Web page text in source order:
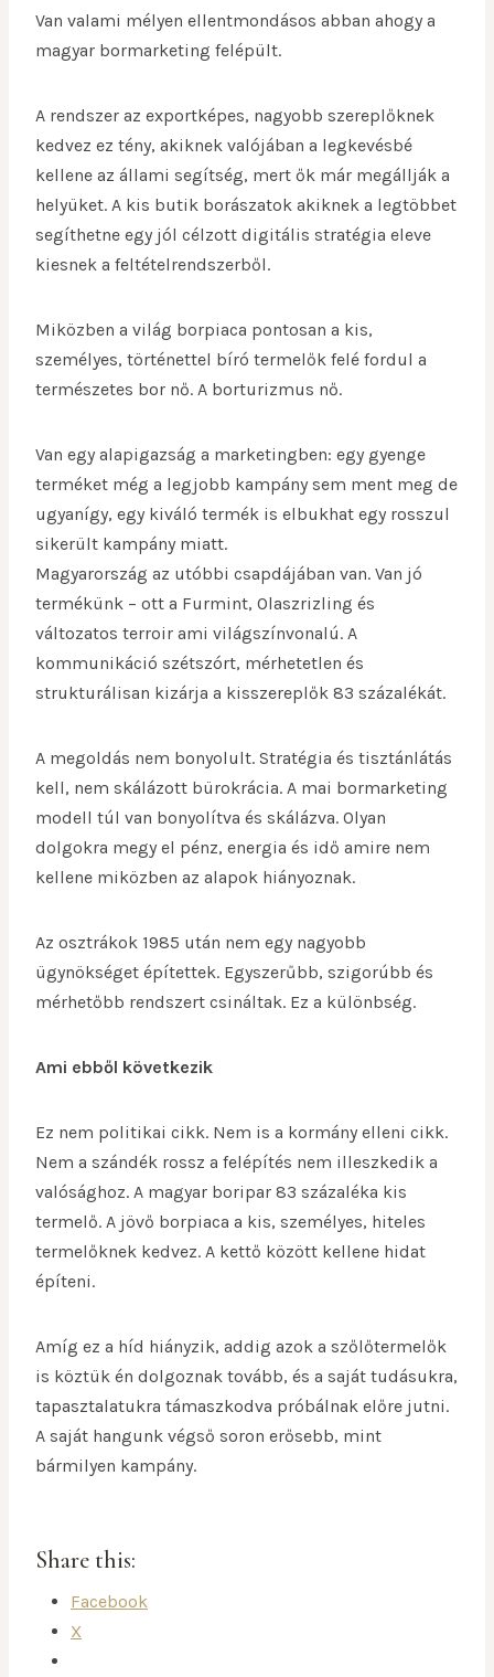
Van valami mélyen ellentmondásos abban ahogy a
magyar bormarketing felépült.
A rendszer az exportképes, nagyobb szereplőknek
kedvez ez tény, akiknek valójában a legkevésbé
kellene az állami segítség, mert ők már megállják a
helyüket. A kis butik borászatok akiknek a legtöbbet
segíthetne egy jól célzott digitális stratégia eleve
kiesnek a feltételrendszerből.
Miközben a világ borpiaca pontosan a kis,
személyes, történettel bíró termelők felé fordul a
természetes bor nő. A borturizmus nő.
Van egy alapigazság a marketingben: egy gyenge
terméket még a legjobb kampány sem ment meg de
ugyanígy, egy kiváló termék is elbukhat egy rosszul
sikerült kampány miatt.
Magyarország az utóbbi csapdájában van. Van jó
termékünk – ott a Furmint, Olaszrizling és
változatos terroir ami világszínvonalú. A
kommunikáció szétszórt, mérhetetlen és
strukturálisan kizárja a kisszereplők 83 százalékát.
A megoldás nem bonyolult. Stratégia és tisztánlátás
kell, nem skálázott bürokrácia. A mai bormarketing
modell túl van bonyolítva és skálázva. Olyan
dolgokra megy el pénz, energia és idő amire nem
kellene miközben az alapok hiányoznak.
Az osztrákok 1985 után nem egy nagyobb
ügynökséget építettek. Egyszerűbb, szigorúbb és
mérhetőbb rendszert csináltak. Ez a különbség.
Ami ebből következik
Ez nem politikai cikk. Nem is a kormány elleni cikk.
Nem a szándék rossz a felépítés nem illeszkedik a
valósághoz. A magyar boripar 83 százaléka kis
termelő. A jövő borpiaca a kis, személyes, hiteles
termelőknek kedvez. A kettő között kellene hidat
építeni.
Amíg ez a híd hiányzik, addig azok a szőlőtermelők
is köztük én dolgoznak tovább, és a saját tudásukra,
tapasztalatukra támaszkodva próbálnak előre jutni.
A saját hangunk végső soron erősebb, mint
bármilyen kampány.
Share this:
Facebook
X